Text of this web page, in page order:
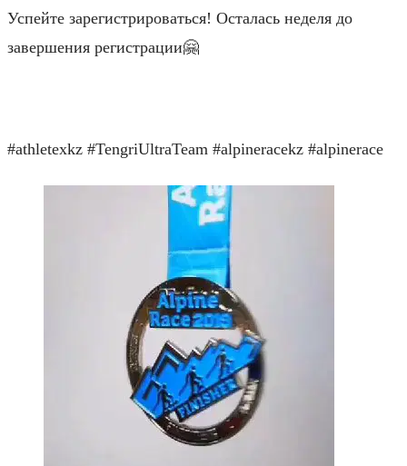
Успейте зарегистрироваться! Осталась неделя до
завершения регистрации🤗
#athletexkz #TengriUltraTeam #alpineracekz #alpinerace